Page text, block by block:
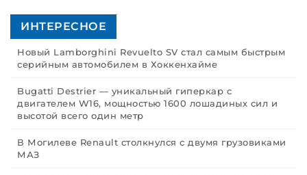
ИНТЕРЕСНОЕ
Новый Lamborghini Revuelto SV стал самым быстрым
серийным автомобилем в Хоккенхайме
Bugatti Destrier — уникальный гиперкар с
двигателем W16, мощностью 1600 лошадиных сил и
высотой всего один метр
В Могилеве Renault столкнулся с двумя грузовиками
МАЗ